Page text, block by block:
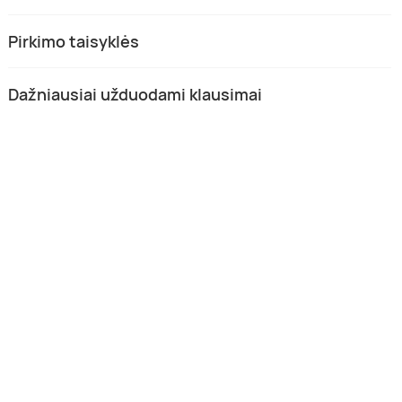
Pirkimo taisyklės
Dažniausiai užduodami klausimai